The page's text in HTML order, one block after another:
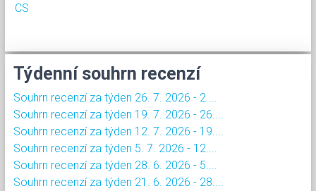
CS
Týdenní souhrn recenzí
Souhrn recenzí za týden 26. 7. 2026 - 2....
Souhrn recenzí za týden 19. 7. 2026 - 26....
Souhrn recenzí za týden 12. 7. 2026 - 19....
Souhrn recenzí za týden 5. 7. 2026 - 12....
Souhrn recenzí za týden 28. 6. 2026 - 5....
Souhrn recenzí za týden 21. 6. 2026 - 28....